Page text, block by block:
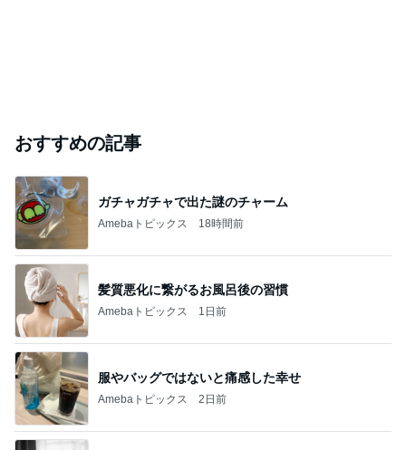
おすすめの記事
ガチャガチャで出た謎のチャーム
Amebaトピックス 18時間前
髪質悪化に繋がるお風呂後の習慣
Amebaトピックス 1日前
服やバッグではないと痛感した幸せ
Amebaトピックス 2日前